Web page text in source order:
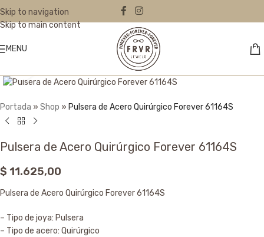
Skip to navigation
Skip to main content
MENU
Portada » Shop » Pulsera de Acero Quirúrgico Forever 61164S
Pulsera de Acero Quirúrgico Forever 61164S
$ 11.625,00
Pulsera de Acero Quirúrgico Forever 61164S
– Tipo de joya: Pulsera
– Tipo de acero: Quirúrgico